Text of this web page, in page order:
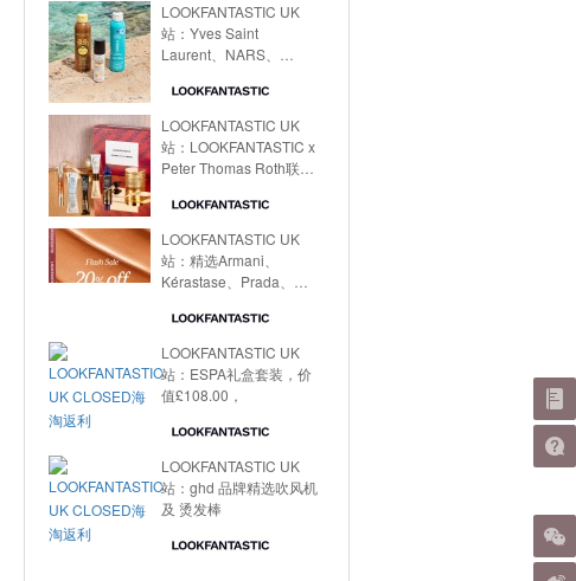
LOOKFANTASTIC UK
站：Yves Saint
Laurent、NARS、
LOOKFANTASTIC UK
站：LOOKFANTASTIC x
Peter Thomas Roth联名
LOOKFANTASTIC UK
站：精选Armani、
Kérastase、Prada、
Olaplex、Perricone
MD、Maybelline等品牌
美妆护肤品，
LOOKFANTASTIC UK
站：ESPA礼盒套装，价
值£108.00，
LOOKFANTASTIC UK
站：ghd 品牌精选吹风机
及 烫发棒